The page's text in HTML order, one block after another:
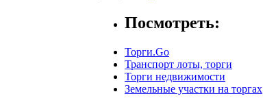
Посмотреть:
Торги.Go
Транспорт лоты, торги
Торги недвижимости
Земельные участки на торгах